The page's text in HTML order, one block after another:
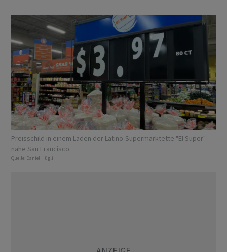
Preisschild in einem Laden der Latino-Supermarktette "El Super"
nahe San Francisco.
Quelle: Daniel Hügli